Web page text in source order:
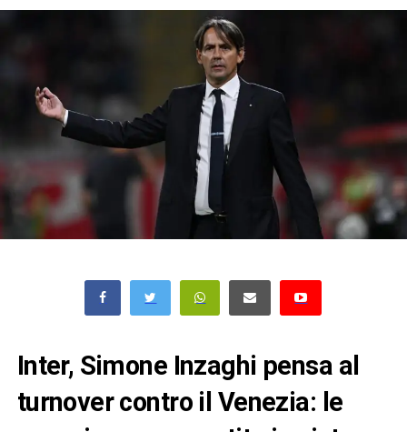
Inter, Simone Inzaghi pensa al
turnover contro il Venezia: le